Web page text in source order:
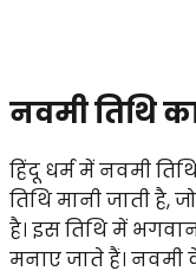
नवमी तिथि
हिंदू धर्म में नवमी
तिथि मानी जाती है,
है। इस तिथि में
मनाए जाते हैं। नवमी